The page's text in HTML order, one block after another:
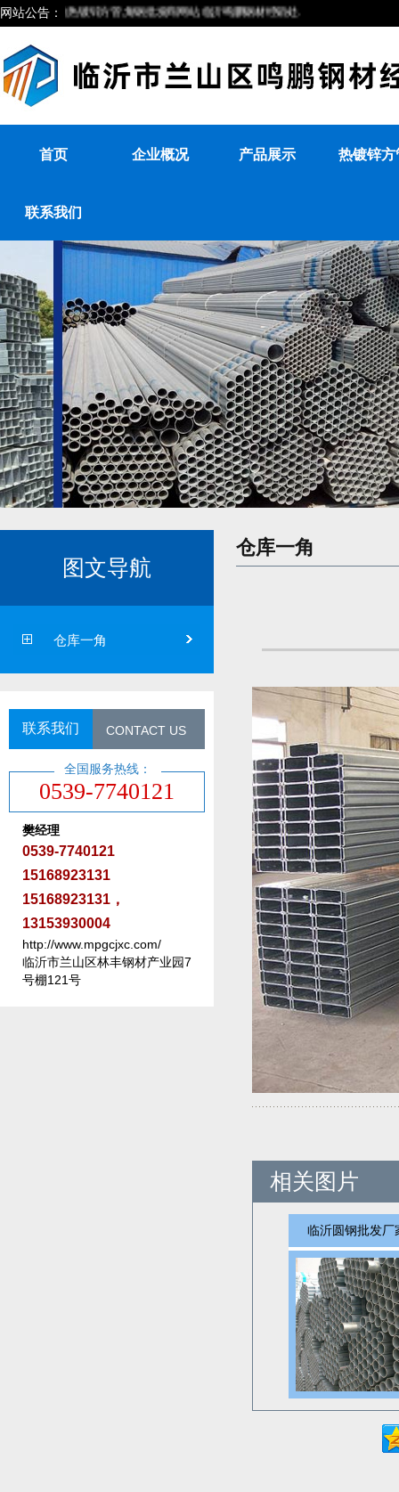
网站公告：
沂较大的热镀锌方管,角钢批发商网站,临沂鸣鹏钢材经销处.
首页 企业概况 产品展示 热镀锌方
联系我们
图文导航
仓库一角
联系我们 CONTACT US
0539-7740121
全国服务热线：
樊经理
0539-7740121
15168923131
15168923131，
13153930004
http://www.mpgcjxc.com/
临沂市兰山区林丰钢材产业园7
号棚121号
仓库一角
相关图片
临沂圆钢批发厂